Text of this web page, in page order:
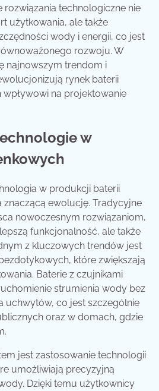
rozwiązania technologiczne nie
użytkowania, ale także
wody i energii, co jest
rozwoju. W
najnowszym trendom i
rynek baterii
wpływowi na projektowanie
w
w produkcji baterii
znaczącą ewolucję. Tradycyjne
nowoczesnym rozwiązaniom,
funkcjonalność, ale także
z kluczowych trendów jest
które zwiększają
Baterie z czujnikami
strumienia wody bez
uchwytów, co jest szczególnie
oraz w domach, gdzie
jest zastosowanie technologii
umożliwiają precyzyjną
Dzięki temu użytkownicy